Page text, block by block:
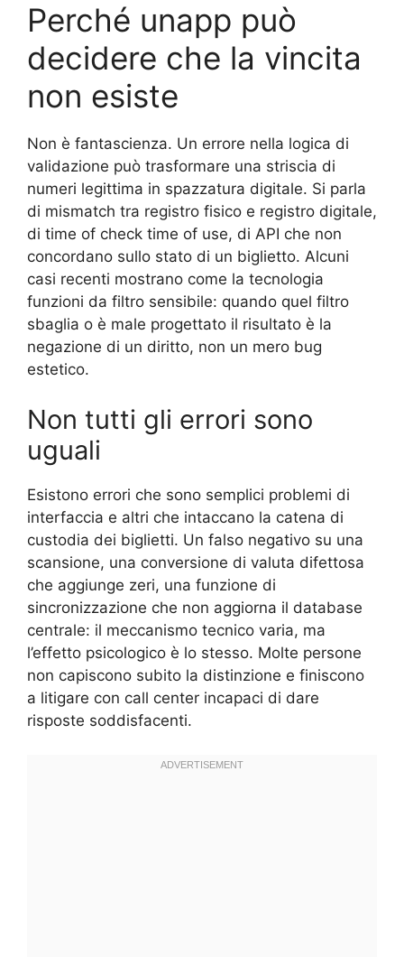
Perché unapp può
decidere che la vincita
non esiste
Non è fantascienza. Un errore nella logica di
validazione può trasformare una striscia di
numeri legittima in spazzatura digitale. Si parla
di mismatch tra registro fisico e registro digitale,
di time of check time of use, di API che non
concordano sullo stato di un biglietto. Alcuni
casi recenti mostrano come la tecnologia
funzioni da filtro sensibile: quando quel filtro
sbaglia o è male progettato il risultato è la
negazione di un diritto, non un mero bug
estetico.
Non tutti gli errori sono
uguali
Esistono errori che sono semplici problemi di
interfaccia e altri che intaccano la catena di
custodia dei biglietti. Un falso negativo su una
scansione, una conversione di valuta difettosa
che aggiunge zeri, una funzione di
sincronizzazione che non aggiorna il database
centrale: il meccanismo tecnico varia, ma
l’effetto psicologico è lo stesso. Molte persone
non capiscono subito la distinzione e finiscono
a litigare con call center incapaci di dare
risposte soddisfacenti.